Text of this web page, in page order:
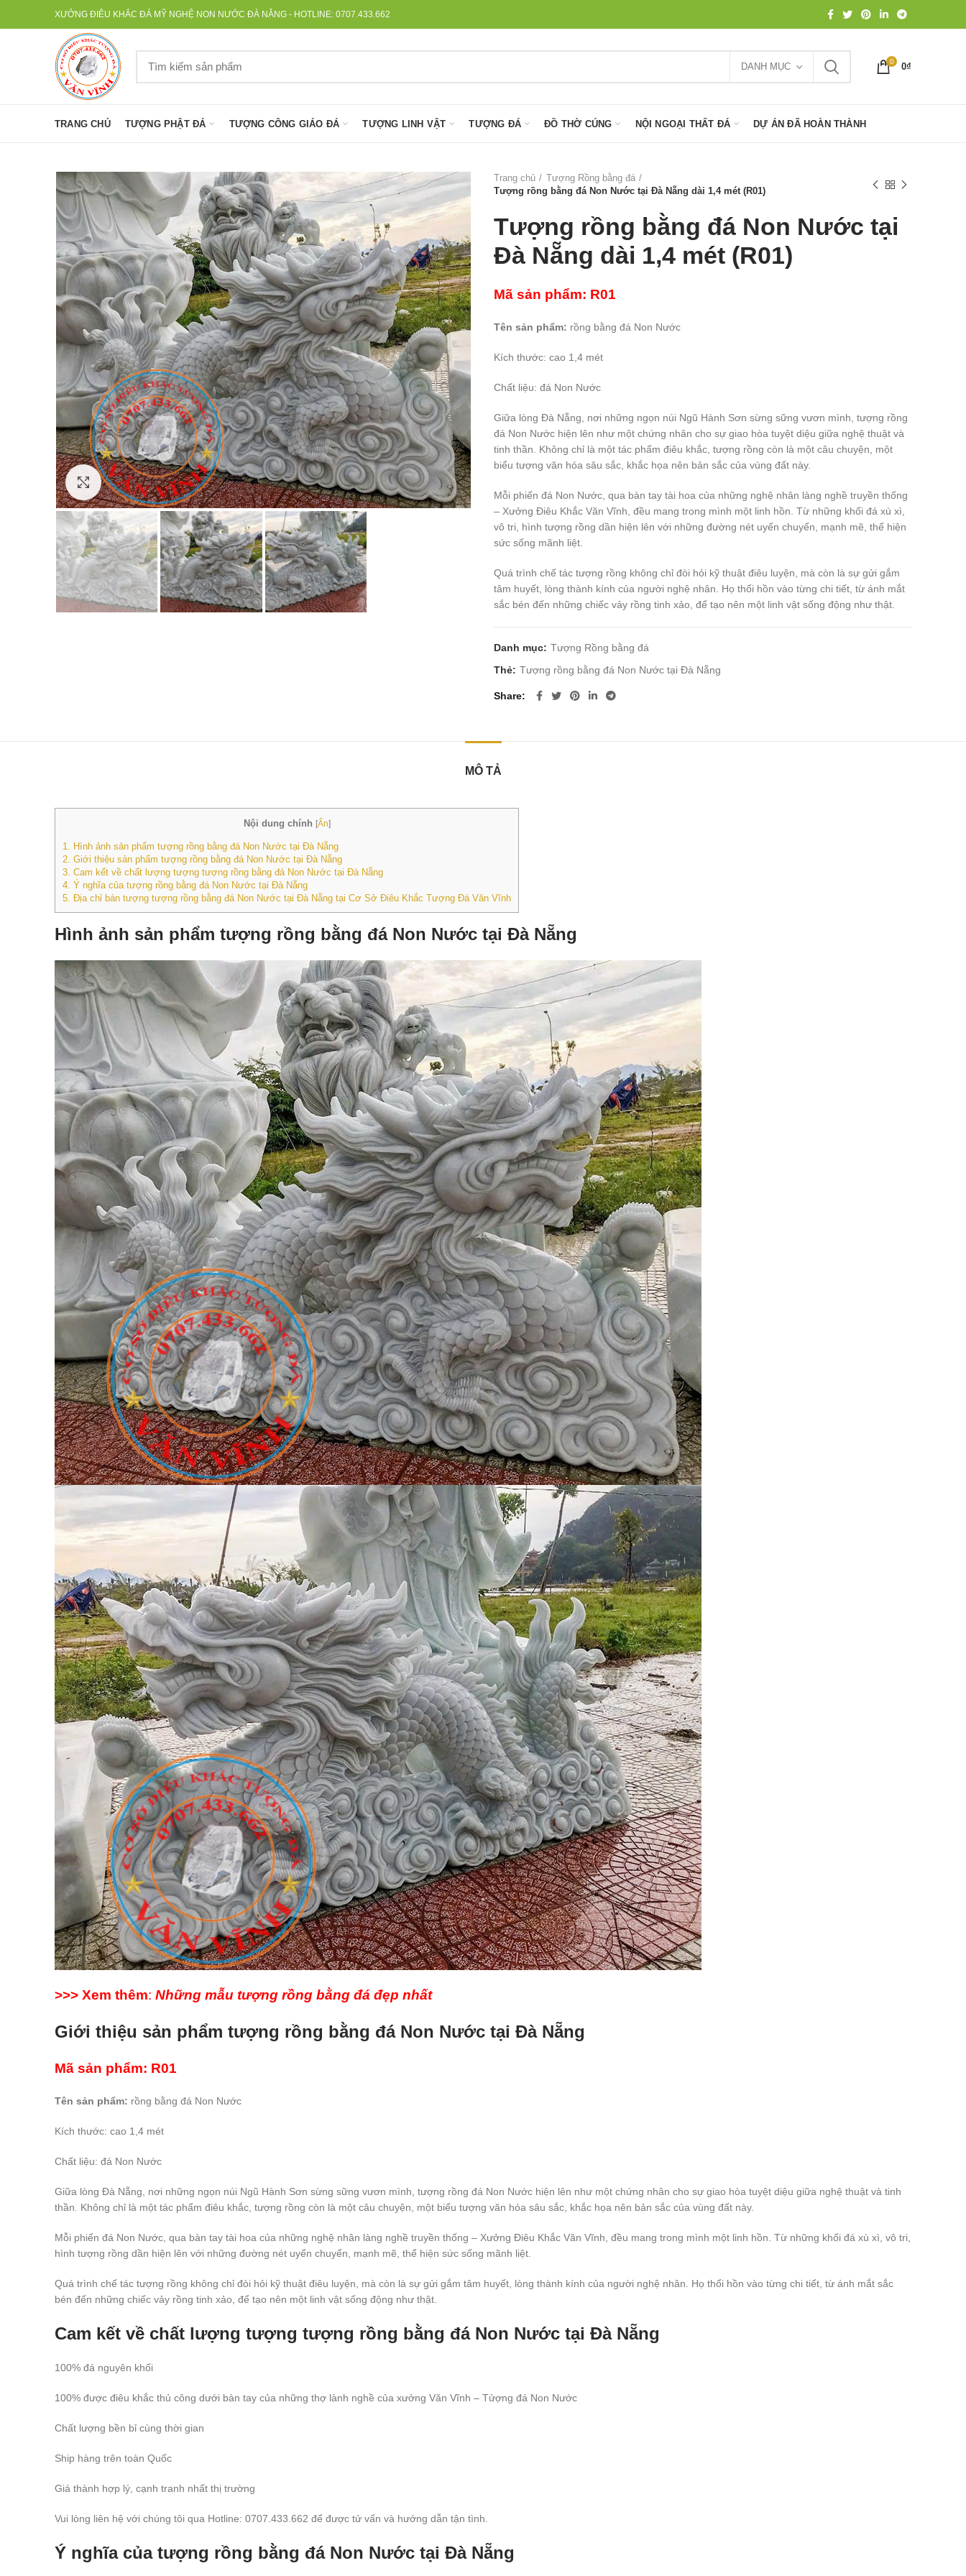
XƯỞNG ĐIÊU KHẮC ĐÁ MỸ NGHỆ NON NƯỚC ĐÀ NẴNG - HOTLINE: 0707.433.662
DANH MỤC 0 0₫
TRANG CHỦ TƯỢNG PHẬT ĐÁ TƯỢNG CÔNG GIÁO ĐÁ TƯỢNG LINH VẬT TƯỢNG ĐÁ ĐỒ THỜ CÚNG NỘI NGOẠI THẤT ĐÁ DỰ ÁN ĐÃ HOÀN THÀNH
Click to enlarge
Trang chủ
Tượng Rồng bằng đá
Tượng rồng bằng đá Non Nước tại Đà Nẵng dài 1,4 mét (R01)
Tượng rồng bằng đá Non Nước tại
Đà Nẵng dài 1,4 mét (R01)
Mã sản phẩm: R01
Tên sản phẩm: rồng bằng đá Non Nước
Kích thước: cao 1,4 mét
Chất liệu: đá Non Nước
Giữa lòng Đà Nẵng, nơi những ngọn núi Ngũ Hành Sơn sừng sững vươn mình, tượng rồng
đá Non Nước hiện lên như một chứng nhân cho sự giao hòa tuyệt diệu giữa nghệ thuật và
tinh thần. Không chỉ là một tác phẩm điêu khắc, tượng rồng còn là một câu chuyện, một
biểu tượng văn hóa sâu sắc, khắc họa nên bản sắc của vùng đất này.
Mỗi phiến đá Non Nước, qua bàn tay tài hoa của những nghệ nhân làng nghề truyền thống
– Xưởng Điêu Khắc Văn Vĩnh, đều mang trong mình một linh hồn. Từ những khối đá xù xì,
vô tri, hình tượng rồng dần hiện lên với những đường nét uyển chuyển, mạnh mẽ, thể hiện
sức sống mãnh liệt.
Quá trình chế tác tượng rồng không chỉ đòi hỏi kỹ thuật điêu luyện, mà còn là sự gửi gắm
tâm huyết, lòng thành kính của người nghệ nhân. Họ thổi hồn vào từng chi tiết, từ ánh mắt
sắc bén đến những chiếc vảy rồng tinh xảo, để tạo nên một linh vật sống động như thật.
Danh mục: Tượng Rồng bằng đá
Thẻ: Tượng rồng bằng đá Non Nước tại Đà Nẵng
Share
MÔ TẢ
Nội dung chính [Ẩn]
1. Hình ảnh sản phẩm tượng rồng bằng đá Non Nước tại Đà Nẵng
2. Giới thiệu sản phẩm tượng rồng bằng đá Non Nước tại Đà Nẵng
3. Cam kết về chất lượng tượng tượng rồng bằng đá Non Nước tại Đà Nẵng
4. Ý nghĩa của tượng rồng bằng đá Non Nước tại Đà Nẵng
5. Địa chỉ bán tượng tượng rồng bằng đá Non Nước tại Đà Nẵng tại Cơ Sở Điêu Khắc Tượng Đá Văn Vĩnh
Hình ảnh sản phẩm tượng rồng bằng đá Non Nước tại Đà Nẵng
>>> Xem thêm: Những mẫu tượng rồng bằng đá đẹp nhất
Giới thiệu sản phẩm tượng rồng bằng đá Non Nước tại Đà Nẵng
Mã sản phẩm: R01
Tên sản phẩm: rồng bằng đá Non Nước
Kích thước: cao 1,4 mét
Chất liệu: đá Non Nước
Giữa lòng Đà Nẵng, nơi những ngọn núi Ngũ Hành Sơn sừng sững vươn mình, tượng rồng đá Non Nước hiện lên như một chứng nhân cho sự giao hòa tuyệt diệu giữa nghệ thuật và tinh
thần. Không chỉ là một tác phẩm điêu khắc, tượng rồng còn là một câu chuyện, một biểu tượng văn hóa sâu sắc, khắc họa nên bản sắc của vùng đất này.
Mỗi phiến đá Non Nước, qua bàn tay tài hoa của những nghệ nhân làng nghề truyền thống – Xưởng Điêu Khắc Văn Vĩnh, đều mang trong mình một linh hồn. Từ những khối đá xù xì, vô tri,
hình tượng rồng dần hiện lên với những đường nét uyển chuyển, mạnh mẽ, thể hiện sức sống mãnh liệt.
Quá trình chế tác tượng rồng không chỉ đòi hỏi kỹ thuật điêu luyện, mà còn là sự gửi gắm tâm huyết, lòng thành kính của người nghệ nhân. Họ thổi hồn vào từng chi tiết, từ ánh mắt sắc
bén đến những chiếc vảy rồng tinh xảo, để tạo nên một linh vật sống động như thật.
Cam kết về chất lượng tượng tượng rồng bằng đá Non Nước tại Đà Nẵng
100% đá nguyên khối
100% được điêu khắc thủ công dưới bàn tay của những thợ lành nghề của xưởng Văn Vĩnh – Tửợng đá Non Nước
Chất lượng bền bỉ cùng thời gian
Ship hàng trên toàn Quốc
Giá thành hợp lý, cạnh tranh nhất thị trường
Vui lòng liên hệ với chúng tôi qua Hotline: 0707.433.662 để được tử vấn và hướng dẫn tận tình.
Ý nghĩa của tượng rồng bằng đá Non Nước tại Đà Nẵng